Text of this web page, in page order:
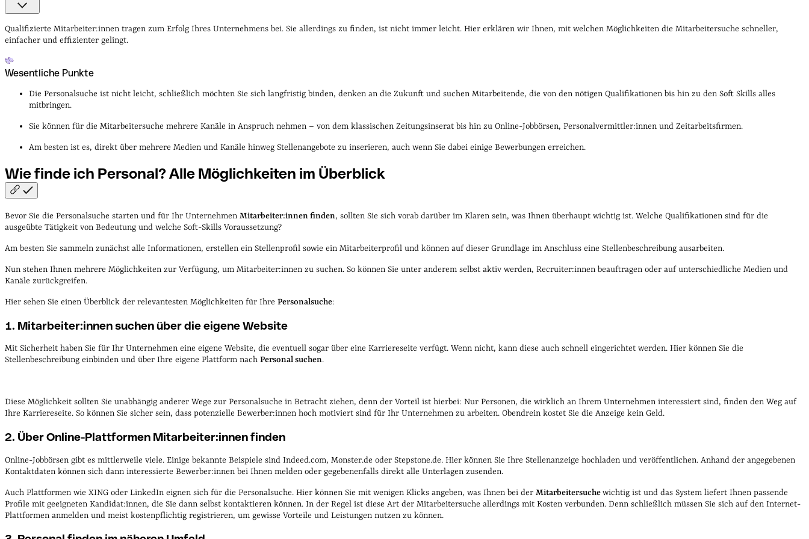
Wesentliche Punkte
Qualifizierte Mitarbeiter:innen tragen zum Erfolg Ihres Unternehmens bei. Sie allerdings zu finden, ist nicht immer leicht. Hier erklären wir Ihnen, mit welchen Möglichkeiten die Mitarbeitersuche schneller,
einfacher und effizienter gelingt.
Wesentliche Punkte
Die Personalsuche ist nicht leicht, schließlich möchten Sie sich langfristig binden, denken an die Zukunft und suchen Mitarbeitende, die von den nötigen Qualifikationen bis hin zu den Soft Skills alles
mitbringen.
Sie können für die Mitarbeitersuche mehrere Kanäle in Anspruch nehmen – von dem klassischen Zeitungsinserat bis hin zu Online-Jobbörsen, Personalvermittler:innen und Zeitarbeitsfirmen.
Am besten ist es, direkt über mehrere Medien und Kanäle hinweg Stellenangebote zu inserieren, auch wenn Sie dabei einige Bewerbungen erreichen.
Wie finde ich Personal? Alle Möglichkeiten im Überblick
Bevor Sie die Personalsuche starten und für Ihr Unternehmen Mitarbeiter:innen finden, sollten Sie sich vorab darüber im Klaren sein, was Ihnen überhaupt wichtig ist. Welche Qualifikationen sind für die
ausgeübte Tätigkeit von Bedeutung und welche Soft-Skills Voraussetzung?
Am besten Sie sammeln zunächst alle Informationen, erstellen ein Stellenprofil sowie ein Mitarbeiterprofil und können auf dieser Grundlage im Anschluss eine Stellenbeschreibung ausarbeiten.
Nun stehen Ihnen mehrere Möglichkeiten zur Verfügung, um Mitarbeiter:innen zu suchen. So können Sie unter anderem selbst aktiv werden, Recruiter:innen beauftragen oder auf unterschiedliche Medien und
Kanäle zurückgreifen.
Hier sehen Sie einen Überblick der relevantesten Möglichkeiten für Ihre Personalsuche:
1. Mitarbeiter:innen suchen über die eigene Website
Mit Sicherheit haben Sie für Ihr Unternehmen eine eigene Website, die eventuell sogar über eine Karriereseite verfügt. Wenn nicht, kann diese auch schnell eingerichtet werden. Hier können Sie die
Stellenbeschreibung einbinden und über Ihre eigene Plattform nach Personal suchen.
Diese Möglichkeit sollten Sie unabhängig anderer Wege zur Personalsuche in Betracht ziehen, denn der Vorteil ist hierbei: Nur Personen, die wirklich an Ihrem Unternehmen interessiert sind, finden den Weg auf
Ihre Karriereseite. So können Sie sicher sein, dass potenzielle Bewerber:innen hoch motiviert sind für Ihr Unternehmen zu arbeiten. Obendrein kostet Sie die Anzeige kein Geld.
2. Über Online-Plattformen Mitarbeiter:innen finden
Online-Jobbörsen gibt es mittlerweile viele. Einige bekannte Beispiele sind Indeed.com, Monster.de oder Stepstone.de. Hier können Sie Ihre Stellenanzeige hochladen und veröffentlichen. Anhand der angegebenen
Kontaktdaten können sich dann interessierte Bewerber:innen bei Ihnen melden oder gegebenenfalls direkt alle Unterlagen zusenden.
Auch Plattformen wie XING oder LinkedIn eignen sich für die Personalsuche. Hier können Sie mit wenigen Klicks angeben, was Ihnen bei der Mitarbeitersuchewichtig ist und das System liefert Ihnen passende
Profile mit geeigneten Kandidat:innen, die Sie dann selbst kontaktieren können. In der Regel ist diese Art der Mitarbeitersuche allerdings mit Kosten verbunden. Denn schließlich müssen Sie sich auf den Internet-
Plattformen anmelden und meist kostenpflichtig registrieren, um gewisse Vorteile und Leistungen nutzen zu können.